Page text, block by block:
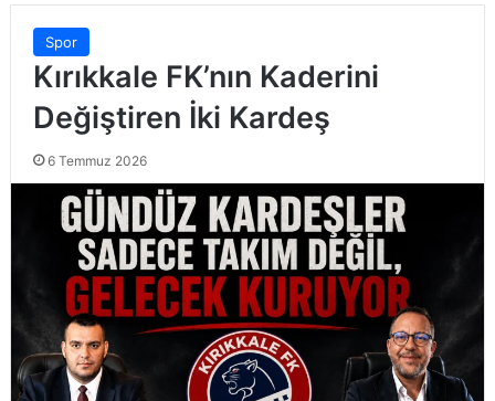
Spor
Kırıkkale FK’nın Kaderini
Değiştiren İki Kardeş
6 Temmuz 2026